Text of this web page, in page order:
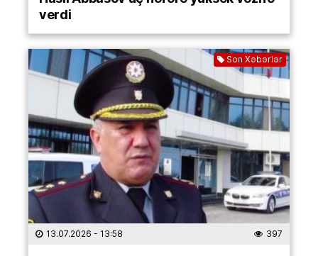
verdi
Son Xəbərlər
13.07.2026 - 13:58 397